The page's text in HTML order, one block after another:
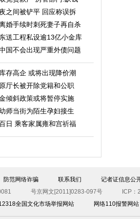
之间被铲平 回应称误拆
婚手续时刺死妻子再自杀
送工程私设逾13亿小金库
国不会出现严重外债问题
存高企 或将出现降价潮
厅长被开除党籍和公职
倾斜政策或将暂停实施
师当街为陌生孕妇接生
日 乘客家属雍和宫祈福
防范网络诈骗 联系我们
记者证信息公
号京网文[2011]0283-097号
ICP
全国文化市场举报网站 网络110报警网站